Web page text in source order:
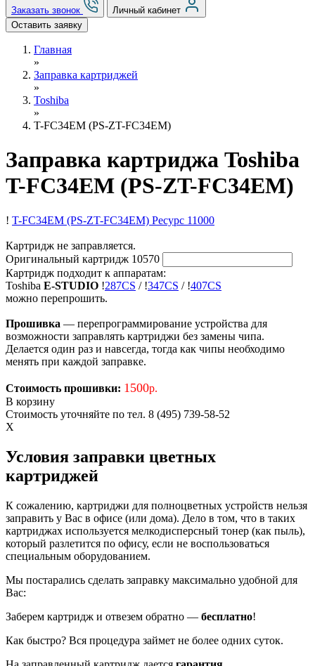
Заказать звонок
Личный кабинет
Оставить заявку
Главная
»
Заправка картриджей
»
Toshiba
»
T-FC34EM (PS-ZT-FC34EM)
Заправка картриджа Toshiba
T-FC34EM (PS-ZT-FC34EM)
! T-FC34EM (PS-ZT-FC34EM) Ресурс 11000
Картридж не заправляется.
Оригинальный картридж 10570
Картридж подходит к аппаратам:
Toshiba E-STUDIO !287CS / !347CS / !407CS
можно перепрошить.
Прошивка — перепрограммирование устройства для
возможности заправлять картриджи без замены чипа.
Делается один раз и навсегда, тогда как чипы необходимо
менять при каждой заправке.
Стоимость прошивки: 1500р.
В корзину
Стоимость уточняйте по тел. 8 (495) 739-58-52
X
Условия заправки цветных
картриджей
К сожалению, картриджи для полноцветных устройств нельзя
заправить у Вас в офисе (или дома). Дело в том, что в таких
картриджах используется мелкодисперсный тонер (как пыль),
который разлетится по офису, если не воспользоваться
специальным оборудованием.
Мы постарались сделать заправку максимально удобной для
Вас:
Заберем картридж и отвезем обратно — бесплатно!
Как быстро? Вся процедура займет не более одних суток.